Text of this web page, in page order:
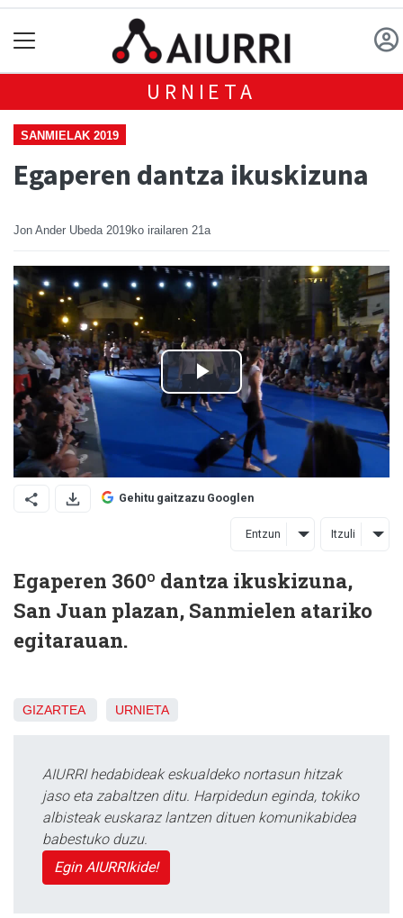
URNIETA
SANMIELAK 2019
Egaperen dantza ikuskizuna
Jon Ander Ubeda 2019ko irailaren 21a
Gehitu gaitzazu Googlen
Entzun Itzuli
Egaperen 360º dantza ikuskizuna,
San Juan plazan, Sanmielen atariko
egitarauan.
GIZARTEA URNIETA
AIURRI hedabideak eskualdeko nortasun hitzak
jaso eta zabaltzen ditu. Harpidedun eginda, tokiko
albisteak euskaraz lantzen dituen komunikabidea
babestuko duzu.
Egin AIURRIkide!